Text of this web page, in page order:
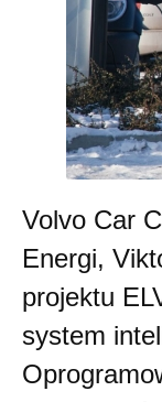
Volvo Car
Energi,
projektu
system